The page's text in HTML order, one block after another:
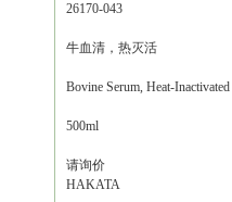
26170-043
牛血清，热灭活
Bovine Serum, Heat-Inactivated
500ml
请询价
HAKATA